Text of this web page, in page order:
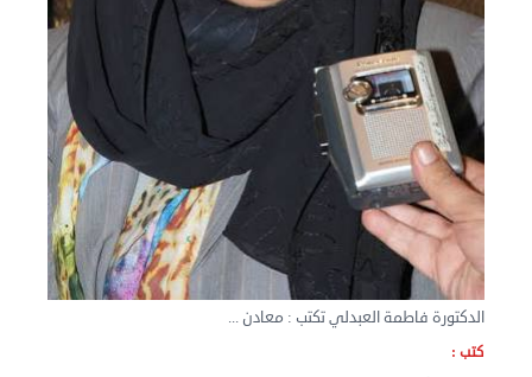
نقل عفش الكويت 50636444 فك وتركيب ايكيا محلي ...
الثلاثاء 03 سبتمبر 2024 07:06 م
الدكتورة فاطمة العبدلي تكتب : معادن ...
كتب :